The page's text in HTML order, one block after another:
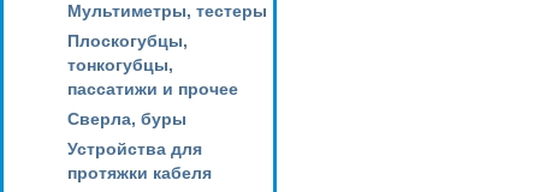
Мультиметры, тестеры
Плоскогубцы,
тонкогубцы,
пассатижи и прочее
Сверла, буры
Устройства для
протяжки кабеля